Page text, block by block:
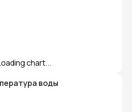
chart...
воды